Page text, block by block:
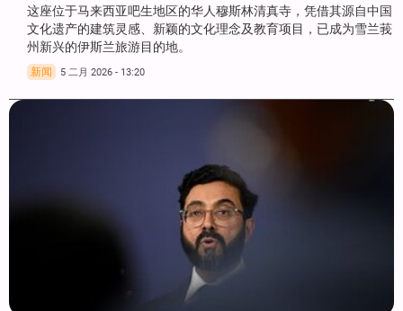
这座位于马来西亚吧生地区的华人穆斯林清真寺，凭借其源自中国
文化遗产的建筑灵感、新颖的文化理念及教育项目，已成为雪兰莪
州新兴的伊斯兰旅游目的地。
新闻 5 二月 2026 - 13:20